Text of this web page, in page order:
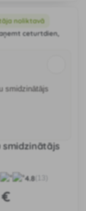
noliktavā
ceturtdien,
smidzinātājs
4.8